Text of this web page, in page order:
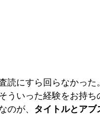
読にすら回らなかっ
ういった経験をお持
のが、
タイトルとアブ